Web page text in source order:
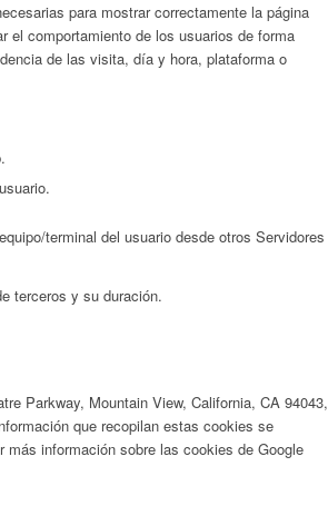
para mostrar correctamente la página
el comportamiento de los usuarios de forma
de las visita, día y hora, plataforma o
terminal del usuario desde otros Servidores
terceros y su duración.
Parkway, Mountain View, California, CA 94043,
que recopilan estas cookies se
información sobre las cookies de Google